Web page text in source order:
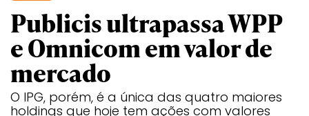
Publicis ultrapassa WPP
e Omnicom em valor de
mercado
O IPG, porém, é a única das quatro maiores
holdings que hoje tem ações com valores